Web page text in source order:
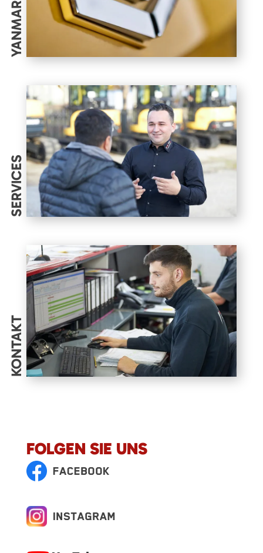
YANMAR
SERVICES
KONTAKT
FOLGEN SIE UNS